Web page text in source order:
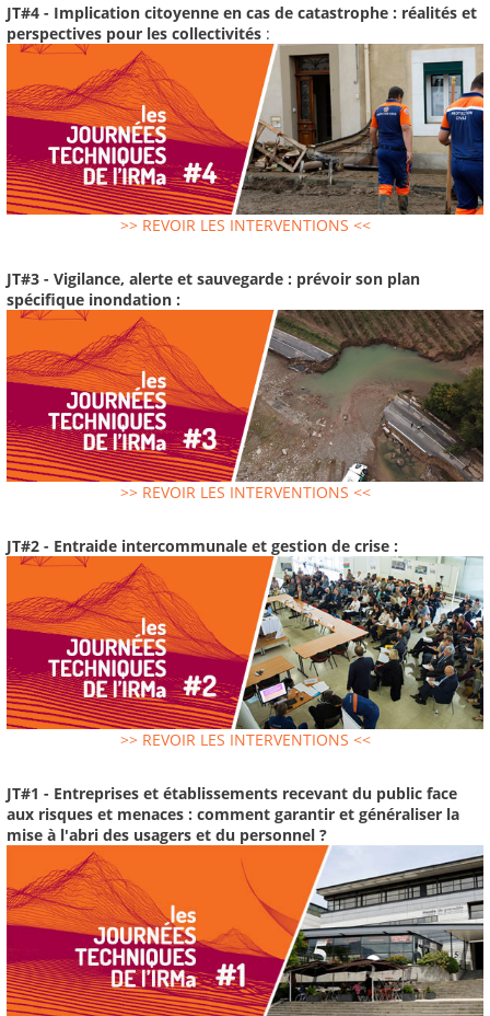
JT#4 - Implication citoyenne en cas de catastrophe : réalités et
perspectives pour les collectivités :
>> REVOIR LES INTERVENTIONS <<
JT#3 - Vigilance, alerte et sauvegarde : prévoir son plan
spécifique inondation :
>> REVOIR LES INTERVENTIONS <<
JT#2 - Entraide intercommunale et gestion de crise :
>> REVOIR LES INTERVENTIONS <<
JT#1 - Entreprises et établissements recevant du public face
aux risques et menaces : comment garantir et généraliser la
mise à l'abri des usagers et du personnel ?